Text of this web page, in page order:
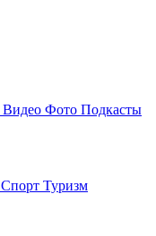
Видео Фото Подкасты
Спорт Туризм